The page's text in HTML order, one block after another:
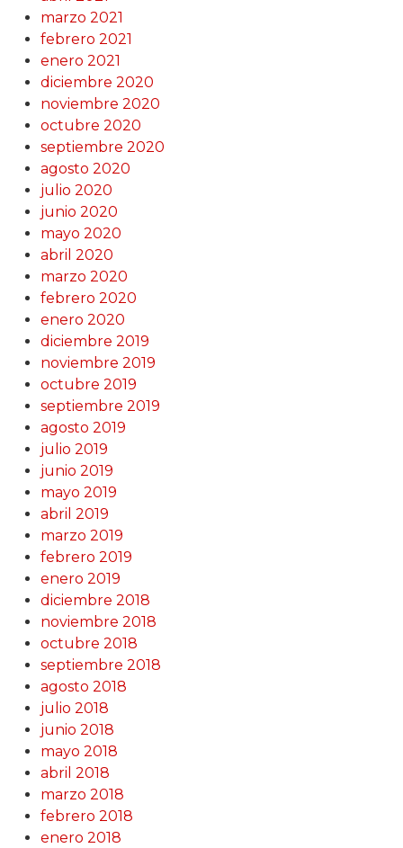
marzo 2021
febrero 2021
enero 2021
diciembre 2020
noviembre 2020
octubre 2020
septiembre 2020
agosto 2020
julio 2020
junio 2020
mayo 2020
abril 2020
marzo 2020
febrero 2020
enero 2020
diciembre 2019
noviembre 2019
octubre 2019
septiembre 2019
agosto 2019
julio 2019
junio 2019
mayo 2019
abril 2019
marzo 2019
febrero 2019
enero 2019
diciembre 2018
noviembre 2018
octubre 2018
septiembre 2018
agosto 2018
julio 2018
junio 2018
mayo 2018
abril 2018
marzo 2018
febrero 2018
enero 2018